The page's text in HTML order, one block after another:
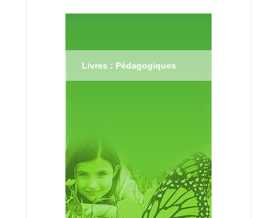
Livres : Pédagogiques